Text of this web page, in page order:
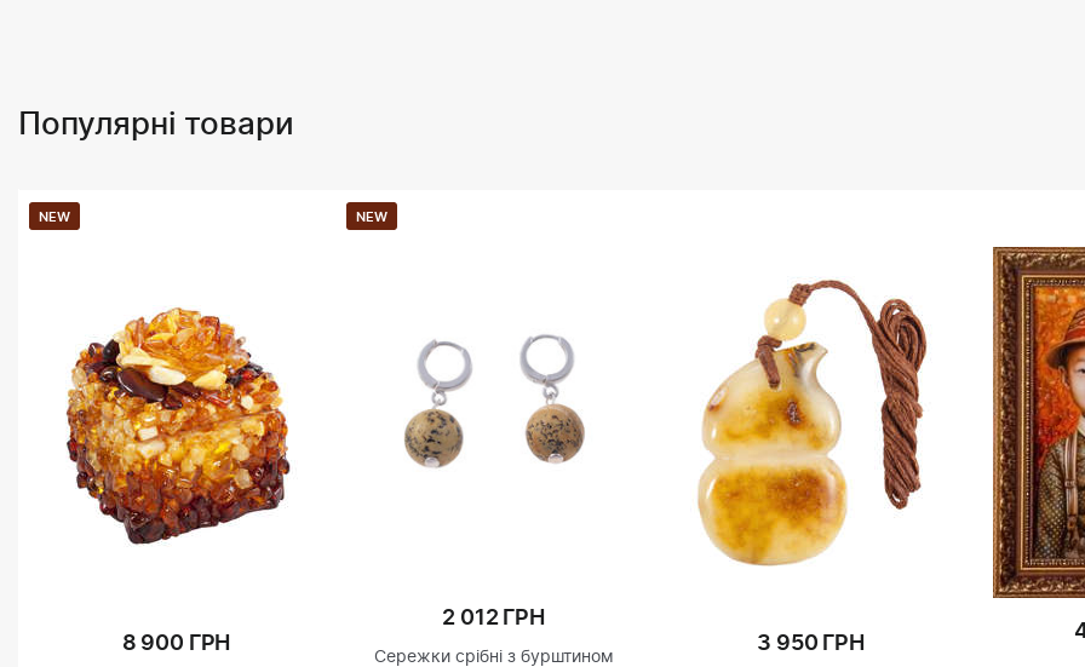
Популярні товари
NEW
8 900 ГРН
NEW
2 012 ГРН
Сережки срібні з бурштином
3 950 ГРН